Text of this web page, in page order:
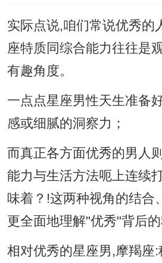
实际点说,咱们常说优秀的
座特质同综合能力往往是
有趣角度。
一点点星座男性天生准备
感或细腻的洞察力；
而真正各方面优秀的男人
能力与生活方法呃上连续
味着？!这两种视角的结合
更全面地理解"优秀"背后的
相对优秀的星座男,摩羯座: